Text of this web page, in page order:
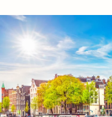
News &
Contact
Werken bij